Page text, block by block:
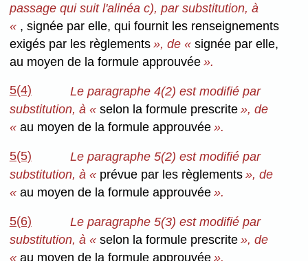
passage qui suit l'alinéa c), par substitution, à
« , signée par elle, qui fournit les renseignements
exigés par les règlements», de « signée par elle,
au moyen de la formule approuvée».
5(4)
Le paragraphe 4(2) est modifié par
substitution, à « selon la formule prescrite», de
« au moyen de la formule approuvée».
5(5)
Le paragraphe 5(2) est modifié par
substitution, à « prévue par les règlements», de
« au moyen de la formule approuvée».
5(6)
Le paragraphe 5(3) est modifié par
substitution, à « selon la formule prescrite», de
« au moyen de la formule approuvée».